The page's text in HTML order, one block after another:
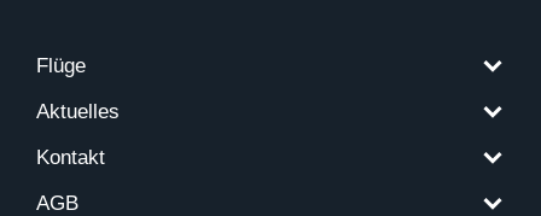
Flüge
Aktuelles
Kontakt
AGB